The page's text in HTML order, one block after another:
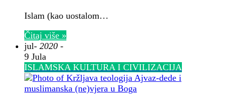
Islam (kao uostalom…
Čitaj više »
jul- 2020 -
9 Jula
ISLAMSKA KULTURA I CIVILIZACIJA